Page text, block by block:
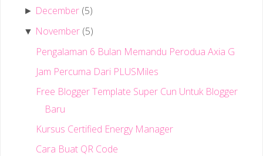
► December (5)
▼ November (5)
Pengalaman 6 Bulan Memandu Perodua Axia G
Jam Percuma Dari PLUSMiles
Free Blogger Template Super Cun Untuk Blogger
Baru
Kursus Certified Energy Manager
Cara Buat QR Code